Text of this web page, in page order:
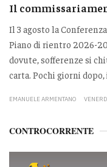
Il
Il 3 agosto la
Piano di rientro 2026-
dovute, sofferenze si
carta. Pochi giorni
EMANUELE ARMENTANO
CONTROCORRENTE